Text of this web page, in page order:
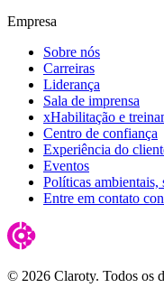
Empresa
Sobre nós
Carreiras
Liderança
Sala de imprensa
xHabilitação e
Centro de confiança
Experiência do
Eventos
Políticas ambientais,
Entre em contato
© 2026 Claroty. Todos os